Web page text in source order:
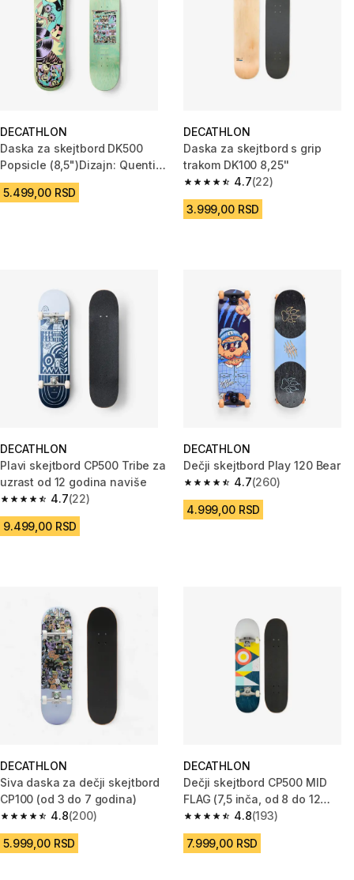
DECATHLON
Daska za skejtbord DK500
Popsicle (8,5")Dizajn: Quentin
Caillat
5.499,00 RSD
DECATHLON
Daska za skejtbord s grip
trakom DK100 8,25''
4.7
4.7 od 5 zvezdica from 22
(22)
3.999,00 RSD
DECATHLON
Plavi skejtbord CP500 Tribe za
uzrast od 12 godina naviše
4.7
4.7 od 5 zvezdica from 22 Recenzije
(22)
9.499,00 RSD
DECATHLON
Dečji skejtbord Play 120 Bear
4.7
4.7 od 5 zvezdica from 260
(260)
4.999,00 RSD
DECATHLON
Siva daska za dečji skejtbord
CP100 (od 3 do 7 godina)
4.8
4.8 od 5 zvezdica from 200 Recenzije
(200)
5.999,00 RSD
DECATHLON
Dečji skejtbord CP500 MID
FLAG (7,5 inča, od 8 do 12
godina)
4.8
4.8 od 5 zvezdica from 193
(193)
7.999,00 RSD